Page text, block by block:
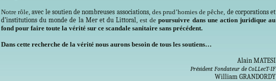
Notre rôle,avec le soutien de nombreuses associations, des prud’homies de pêche, de corporations et
d’institutions du monde de la Mer et du Littoral, est depoursuivre dans une action juridique au
fond pour faire toute la vérité sur ce scandale sanitaire sans précédent.
Dans cette recherche de la vérité nous aurons besoin de tous les soutiens…
Alain MATESI
Président Fondateur de CoLLecT-IF
William GRANDORDY